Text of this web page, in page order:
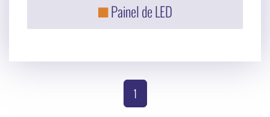
Painel de LED
1(current)